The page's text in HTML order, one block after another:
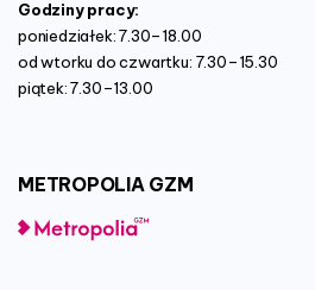
Godziny pracy:
poniedziałek: 7.30–18.00
od wtorku do czwartku: 7.30–15.30
piątek: 7.30–13.00
METROPOLIA GZM